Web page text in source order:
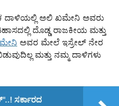
ದಾಳಿಯಲ್ಲಿ ಅಲಿ ಖಮೇನಿ ಅವರು
ದೊಡ್ಡ ರಾಜಕೀಯ ಮತ್ತು
ಅವರ ಮೇಲೆ ಇಸ್ರೇಲ್ ನೇರ
ಮತ್ತು ನಮ್ಮ ದಾಳಿಗಳು
ಸರ್ಕಾರದ